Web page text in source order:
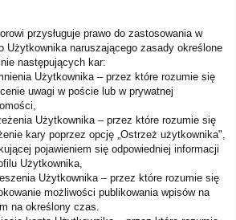
przysługuje prawo do zastosowania w
Użytkownika naruszającego zasady określone
następujących kar:
Użytkownika – przez które rozumie się
uwagi w poście lub w prywatnej
Użytkownika – przez które rozumie się
kary poprzez opcję „Ostrzeż użytkownika",
pojawieniem się odpowiedniej informacji
Użytkownika,
Użytkownika – przez które rozumie się
możliwości publikowania wpisów na
na określony czas.